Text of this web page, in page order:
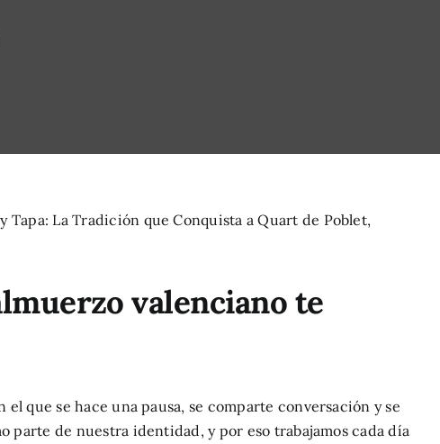
valenciano te
que se hace una pausa, se comparte conversación y se
parte de nuestra identidad, y por eso trabajamos cada día